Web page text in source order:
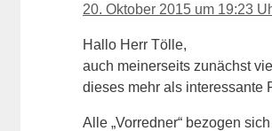
20. Oktober 2015 um 19:23
Hallo Herr Tölle,
auch meinerseits zunächst
dieses mehr als interessante
Alle „Vorredner“ bezogen